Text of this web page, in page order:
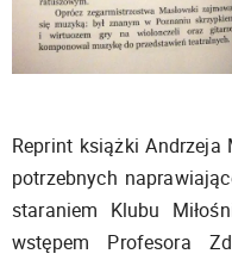
Reprint książki Andrzeja
potrzebnych
staraniem Klubu
wstępem Profesora